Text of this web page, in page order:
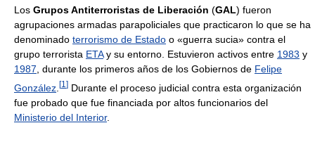
Los Grupos Antiterroristas de Liberación (GAL) fueron
agrupaciones armadas parapoliciales que practicaron lo que se ha
denominado terrorismo de Estado o «guerra sucia» contra el
grupo terrorista ETAy su entorno. Estuvieron activos entre 1983 y
1987 , durante los primeros años de los Gobiernos de Felipe
González [1 ] Durante el proceso judicial contra esta organización
fue probado que fue financiada por altos funcionarios del
Ministerio del Interior.